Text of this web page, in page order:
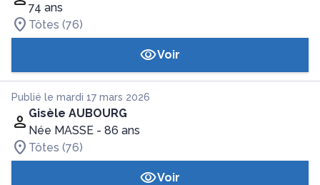
74 ans
Tôtes (76)
Voir
Publié le mardi 17 mars 2026
Gisèle AUBOURG
Née MASSE - 86 ans
Tôtes (76)
Voir